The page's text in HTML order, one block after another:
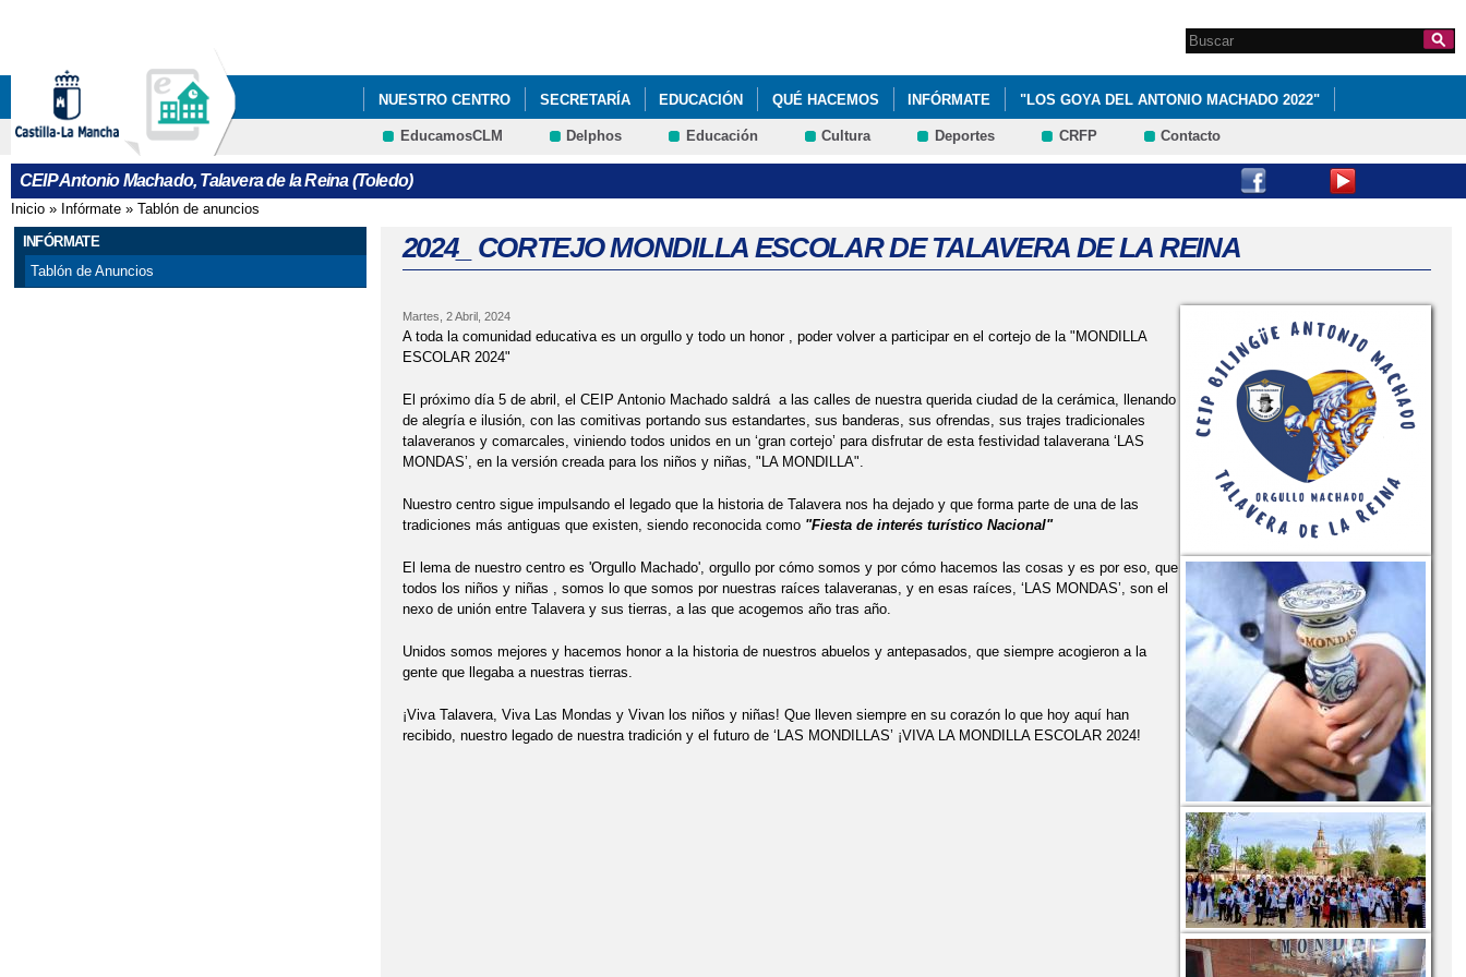
Formulario de
búsqueda
Search this site
NUESTRO CENTRO SECRETARÍA EDUCACIÓN QUÉ HACEMOS INFÓRMATE "LOS GOYA DEL ANTONIO MACHADO 2022"
2021_ "CONSTITUCIÓN MACHADO"_MONTESSORI&EDUC@RTE 2022 JUEGO INTERACTIVO 'PERLAS MONTESSORI'
2022 "EL CEIP ANTONIO MACHADO DE TALAVERA DE LA REINA PASA A FORMAR PARTE DE LA RED DE CENTROS SALUDABLES DE CASTILLA-LA
MANCHA"
2022 FOTOS_PROYECTOS 'ELECTRICITY ' ÁREA DE SCIENCE ALUMNOS DE 5º DE PRIMARIA
2022 VISITA DE 3ºP Y 4ºP A LA BIBLIOTECA 'JOSÉ HIERRO'
2022 'ACTIVIDAD DEPORTIVA DUATLÓN' ESCUELAS SALUDABLES 2022 'CEIP BILINGÜE ANTONIO MACHADO CELEBRA UNA JORNADA DE ATLETISMO'
2022 'CELEBRACIÓN DÍA DEL AUTISMO' FOTOS 2022 'DÍA DE LA MUJER', @SANDRASANKARATE 'MUJERES QUE HACEN HISTORIA DEL DEPORTE'
2022 'GRADUACIONES ALUMNOS E. INFANTIL Y E. PRIMARIA'
2022 'MONDILLAS' NUESTRA PARTICICPACIÓN EN EL CORTEJO Y OFRENDA. AGRADECIMIENTO AL EXCMO. AYUNTAMIENTO
2022 'MONDILLAS' PARTICIPACIÓN EN EL CORTEJO, CEIP ANTONIO MACHADO 2022 'NUESTRA PRIMERA COSECHA' ACTIVIDAD HUERTO ESCOLAR
2022 'RAQUETAS POR EL DESARROLLO Y LA PAZ' PROYECTO ESCUELAS SALUDABLES 2022 'ST PATRICK ' E. INFANTIL Y E.PRIMARIA
2022 'UN FELIZ VIAJE POR LA VIDA' DÍA DEL AUTISMO
2022 'VISITA A LA BIBLIOTECA JOSE HIERRO' 3ºP Y 4ºP 2022 'VÍDEO DE FINAL DE CURSO Y DESPEDIDA' CEIP ANTONIO MACHADO
EducamosCLM Delphos Educación Cultura Deportes CRFP Contacto
CEIP Antonio Machado, Talavera de la Reina (Toledo)
Se encuentra usted aquí
Inicio » Infórmate » Tablón de anuncios
INFÓRMATE
Tablón de Anuncios
2024_ CORTEJO MONDILLA ESCOLAR DE TALAVERA DE LA REINA
Martes, 2 Abril, 2024
A toda la comunidad educativa es un orgullo y todo un honor , poder volver a participar en el cortejo de la "MONDILLA
ESCOLAR 2024"
El próximo día 5 de abril, el CEIP Antonio Machado saldrá a las calles de nuestra querida ciudad de la cerámica, llenando
de alegría e ilusión, con las comitivas portando sus estandartes, sus banderas, sus ofrendas, sus trajes tradicionales
talaveranos y comarcales, viniendo todos unidos en un ‘gran cortejo’ para disfrutar de esta festividad talaverana ‘LAS
MONDAS’, en la versión creada para los niños y niñas, "LA MONDILLA".
Nuestro centro sigue impulsando el legado que la historia de Talavera nos ha dejado y que forma parte de una de las
tradiciones más antiguas que existen, siendo reconocida como "Fiesta de interés turístico Nacional"
El lema de nuestro centro es 'Orgullo Machado', orgullo por cómo somos y por cómo hacemos las cosas y es por eso, que
todos los niños y niñas , somos lo que somos por nuestras raíces talaveranas, y en esas raíces, ‘LAS MONDAS’, son el
nexo de unión entre Talavera y sus tierras, a las que acogemos año tras año.
Unidos somos mejores y hacemos honor a la historia de nuestros abuelos y antepasados, que siempre acogieron a la
gente que llegaba a nuestras tierras.
¡Viva Talavera, Viva Las Mondas y Vivan los niños y niñas! Que lleven siempre en su corazón lo que hoy aquí han
recibido, nuestro legado de nuestra tradición y el futuro de ‘LAS MONDILLAS’ ¡VIVA LA MONDILLA ESCOLAR 2024!